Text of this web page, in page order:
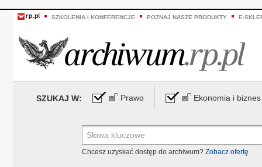
SZKOLENIA I KONFERENCJE POZNAJ NASZE PRODUKTY E-
SZUKAJ W: Prawo Ekonomia i biznes
Chcesz uzyskać dostęp do archiwum? Zobacz ofertę